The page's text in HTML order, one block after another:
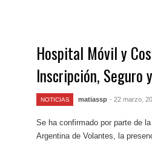
Hospital Móvil y
Inscripción, Seguro
NOTICIAS matiassp - 22 marzo,
Se ha confirmado por parte de
Argentina de Volantes, la